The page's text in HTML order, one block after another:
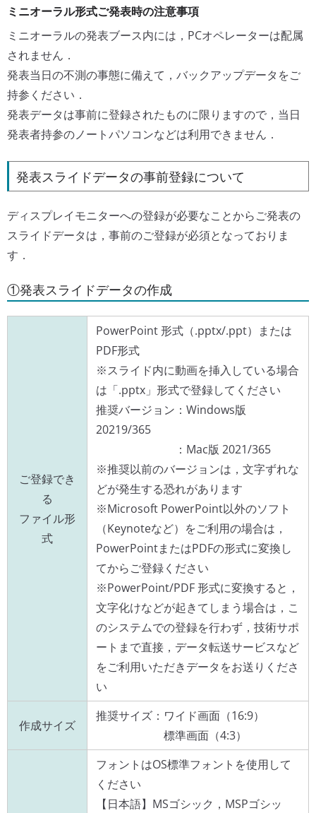
ミニオーラル形式ご発表時の注意事項
ミニオーラルの発表ブース内には，PCオペレーターは配属
されません．
発表当日の不測の事態に備えて，バックアップデータをご
持参ください．
発表データは事前に登録されたものに限りますので，当日
発表者持参のノートパソコンなどは利用できません．
発表スライドデータの事前登録について
ディスプレイモニターへの登録が必要なことからご発表の
スライドデータは，事前のご登録が必須となっておりま
す．
①発表スライドデータの作成
ご登録でき
る
ファイル形
式
PowerPoint 形式（.pptx/.ppt）または
PDF形式
※スライド内に動画を挿入している場合
は「.pptx」形式で登録してください
推奨バージョン：Windows版
20219/365
：Mac版 2021/365
※推奨以前のバージョンは，文字ずれな
どが発生する恐れがあります
※Microsoft PowerPoint以外のソフト
（Keynoteなど）をご利用の場合は，
PowerPointまたはPDFの形式に変換し
てからご登録ください
※PowerPoint/PDF 形式に変換すると，
文字化けなどが起きてしまう場合は，こ
のシステムでの登録を行わず，技術サポ
ートまで直接，データ転送サービスなど
をご利用いただきデータをお送りくださ
い
作成サイズ
推奨サイズ：ワイド画面（16:9）
標準画面（4:3）
フォントはOS標準フォントを使用して
ください
【日本語】MSゴシック，MSPゴシッ